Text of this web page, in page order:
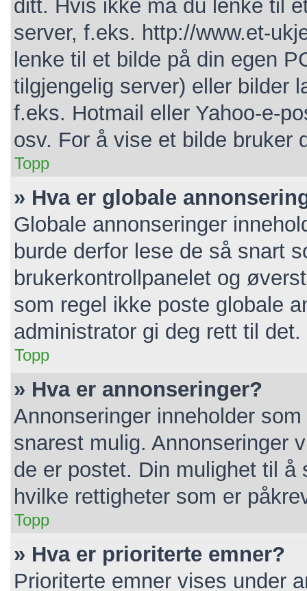
ditt. Hvis ikke må du lenke til
server, f.eks. http://www.et-
lenke til et bilde på din egen
tilgjengelig server) eller bilder
f.eks. Hotmail eller Yahoo-e-
osv. For å vise et bilde bruker
Topp
» Hva er globale
Globale annonseringer
burde derfor lese de så snart
brukerkontrollpanelet og
som regel ikke poste globale
administrator gi deg rett til det.
Topp
» Hva er annonseringer?
Annonseringer inneholder
snarest mulig. Annonseringer
de er postet. Din mulighet til å
hvilke rettigheter som er
Topp
» Hva er prioriterte emner?
Prioriterte emner vises under